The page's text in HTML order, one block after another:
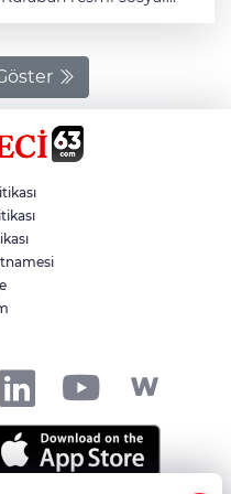
Bozkurt ile
imzalamıştır.
ve hedefleri
katkılar
Direktörümüz Ümit
diliyor; yapılan
olmasını temenni